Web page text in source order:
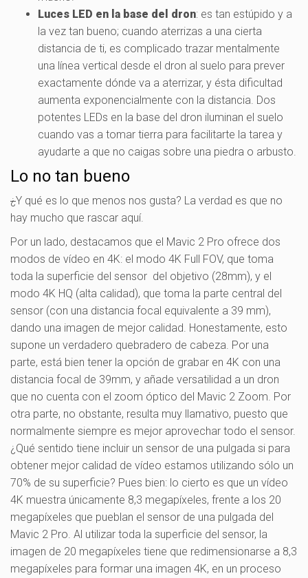
Luces LED en la base del dron: es tan estúpido y a
la vez tan bueno; cuando aterrizas a una cierta
distancia de ti, es complicado trazar mentalmente
una línea vertical desde el dron al suelo para prever
exactamente dónde va a aterrizar, y ésta dificultad
aumenta exponencialmente con la distancia. Dos
potentes LEDs en la base del dron iluminan el suelo
cuando vas a tomar tierra para facilitarte la tarea y
ayudarte a que no caigas sobre una piedra o arbusto.
Lo no tan bueno
¿Y qué es lo que menos nos gusta? La verdad es que no
hay mucho que rascar aquí.
Por un lado, destacamos que el Mavic 2 Pro ofrece dos
modos de vídeo en 4K: el modo 4K Full FOV, que toma
toda la superficie del sensor del objetivo (28mm), y el
modo 4K HQ (alta calidad), que toma la parte central del
sensor (con una distancia focal equivalente a 39 mm),
dando una imagen de mejor calidad. Honestamente, esto
supone un verdadero quebradero de cabeza. Por una
parte, está bien tener la opción de grabar en 4K con una
distancia focal de 39mm, y añade versatilidad a un dron
que no cuenta con el zoom óptico del Mavic 2 Zoom. Por
otra parte, no obstante, resulta muy llamativo, puesto que
normalmente siempre es mejor aprovechar todo el sensor.
¿Qué sentido tiene incluir un sensor de una pulgada si para
obtener mejor calidad de vídeo estamos utilizando sólo un
70% de su superficie? Pues bien: lo cierto es que un vídeo
4K muestra únicamente 8,3 megapíxeles, frente a los 20
megapíxeles que pueblan el sensor de una pulgada del
Mavic 2 Pro. Al utilizar toda la superficie del sensor, la
imagen de 20 megapíxeles tiene que redimensionarse a 8,3
megapíxeles para formar una imagen 4K, en un proceso